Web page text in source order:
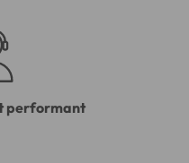
performant